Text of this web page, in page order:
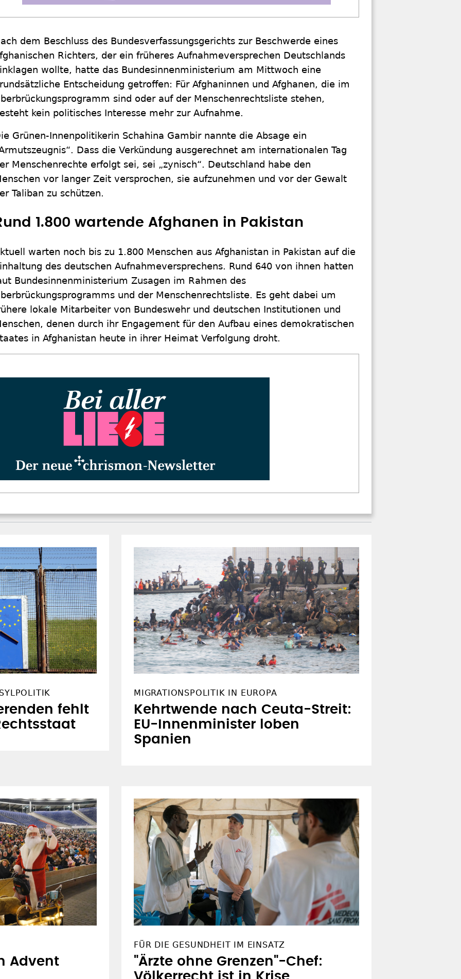
dem Beschluss des Bundesverfassungsgerichts zur Beschwerde eines
Richters, der ein früheres Aufnahmeversprechen Deutschlands
wollte, hatte das Bundesinnenministerium am Mittwoch eine
Entscheidung getroffen: Für Afghaninnen und Afghanen, die im
sind oder auf der Menschenrechtsliste stehen,
kein politisches Interesse mehr zur Aufnahme.
Grünen-Innenpolitikerin Schahina Gambir nannte die Absage ein
Dass die Verkündung ausgerechnet am internationalen Tag
Menschenrechte erfolgt sei, sei „zynisch“. Deutschland habe den
vor langer Zeit versprochen, sie aufzunehmen und vor der Gewalt
Taliban zu schützen.
1.800 wartende Afghanen in Pakistan
warten noch bis zu 1.800 Menschen aus Afghanistan in Pakistan auf die
des deutschen Aufnahmeversprechens. Rund 640 von ihnen hatten
Bundesinnenministerium Zusagen im Rahmen des
und der Menschenrechtsliste. Es geht dabei um
lokale Mitarbeiter von Bundeswehr und deutschen Institutionen und
denen durch ihr Engagement für den Aufbau eines demokratischen
in Afghanistan heute in ihrer Heimat Verfolgung droht.
fehlt
MIGRATIONSPOLITIK IN EUROPA
Kehrtwende nach Ceuta-Streit:
EU-Innenminister loben
Spanien
Advent
FÜR DIE GESUNDHEIT IM EINSATZ
"Ärzte ohne Grenzen"-Chef: